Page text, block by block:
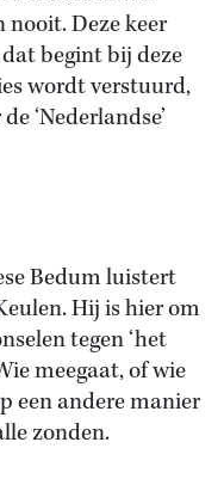
nooit. Deze keer
begint bij deze
wordt verstuurd,
‘Nederlandse’
Bedum luistert
Hij is hier om
tegen ‘het
meegaat, of wie
een andere manier
zonden.